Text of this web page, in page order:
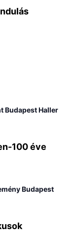
Budapest Haller
100 éve
Budapest